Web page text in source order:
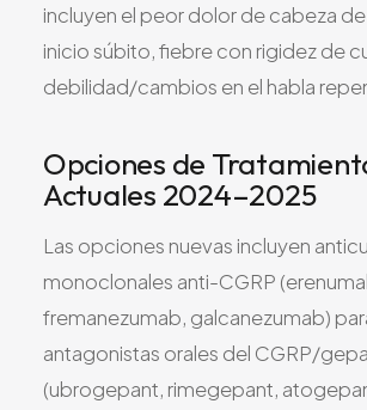
incluyen el peor dolor de cabeza
inicio súbito, fiebre con rigidez de
debilidad/cambios en el habla
Opciones de
Actuales 2024–2025
Las opciones nuevas incluyen
monoclonales anti-CGRP
fremanezumab, galcanezumab)
antagonistas orales del CGRP/
(ubrogepant, rimegepant,